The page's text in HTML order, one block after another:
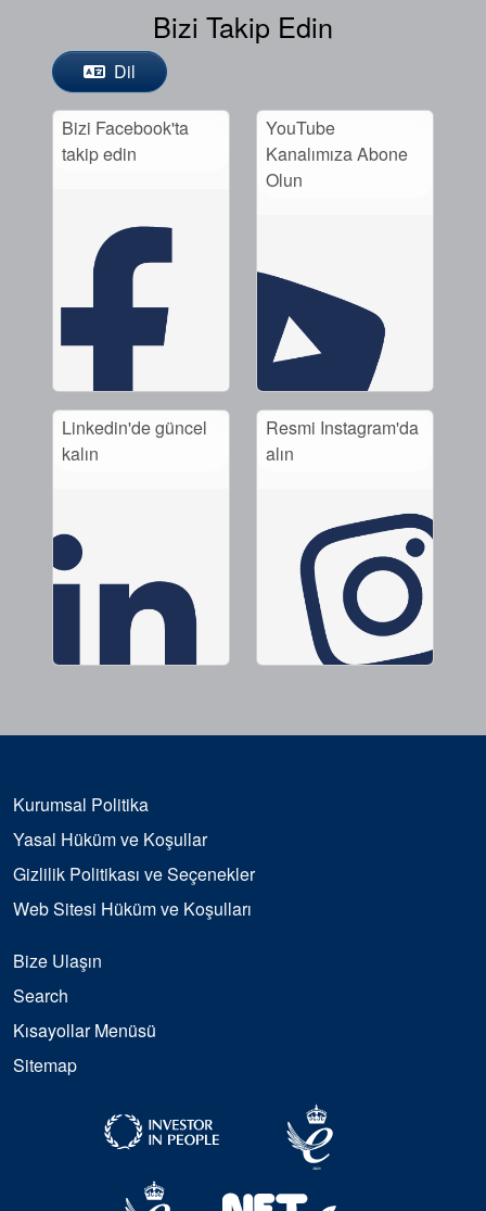
Bizi Takip Edin
Dil
Bizi Facebook'ta
takip edin
YouTube
Kanalımıza Abone
Olun
Linkedin'de güncel
kalın
Resmi Instagram'da
alın
Kurumsal Politika
Yasal Hüküm ve Koşullar
Gizlilik Politikası ve Seçenekler
Web Sitesi Hüküm ve Koşulları
Bize Ulaşın
Search
Kısayollar Menüsü
Sitemap